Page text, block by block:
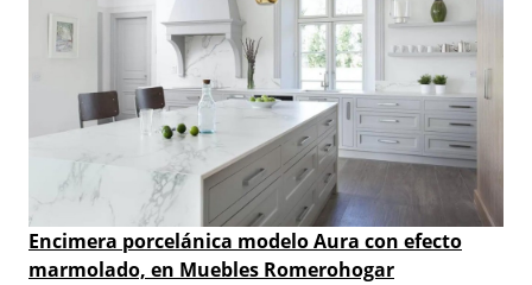
Encimera porcelánica modelo Aura con efecto
marmolado, en Muebles Romerohogar